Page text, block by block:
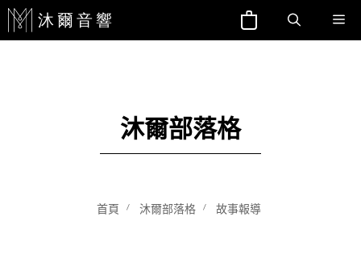
跳
至
沐爾部落格
首頁 沐爾部落格 故事報導